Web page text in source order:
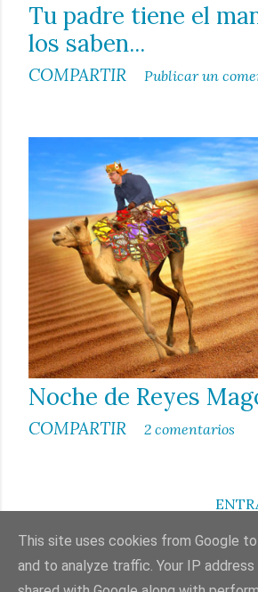
Tu padre tiene el
los saben...
COMPARTIR Publicar un
Noche de Reyes
COMPARTIR 2 comentarios
This site uses cookies from Google
and to analyze traffic. Your IP